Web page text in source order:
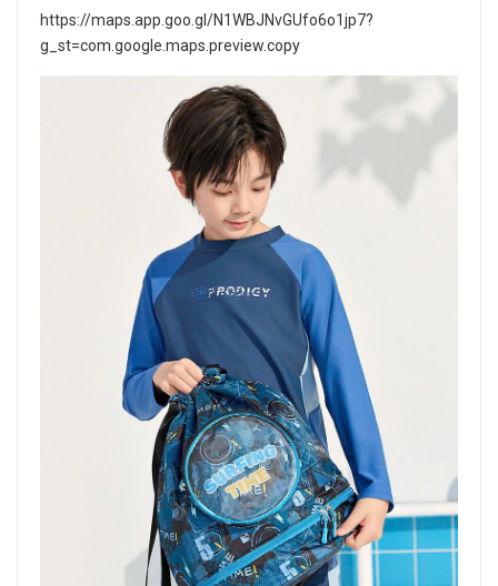
https://maps.app.goo.gl/N1WBJNvGUfo6o1jp7?
g_st=com.google.maps.preview.copy